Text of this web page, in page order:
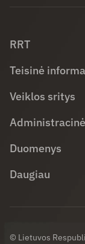
RRT
Teisinė
Veiklos sritys
Duomenys
Daugiau
© Lietuvos